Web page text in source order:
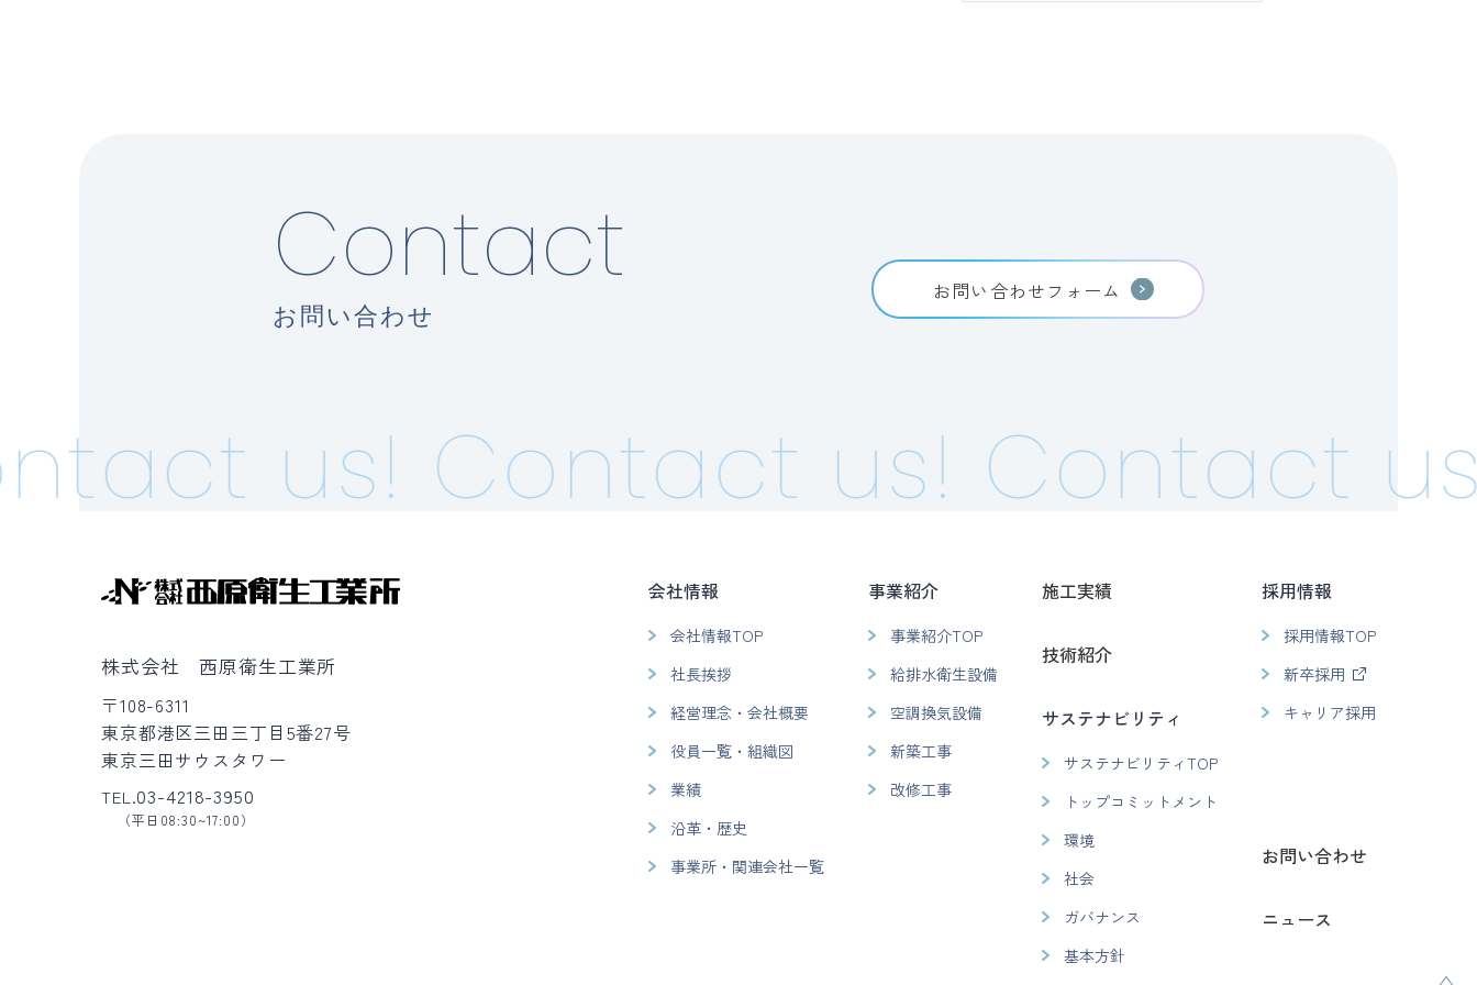
Contact
お問い合わせ
お問い合わせフォーム
us! Contact us! Contact us!
株式会社 西原衛生工業所
〒108-6311
東京都港区三田三丁目5番27号
東京三田サウスタワー
TEL.03-4218-3950
（平日08:30~17:00）
会社情報
会社情報TOP
社長挨拶
経営理念・会社概要
役員一覧・組織図
業績
沿革・歴史
事業所・関連会社一覧
事業紹介
事業紹介TOP
給排水衛生設備
空調換気設備
新築工事
改修工事
施工実績
技術紹介
サステナビリティ
サステナビリティTOP
トップコミットメント
環境
社会
ガバナンス
基本方針
採用情報
採用情報TOP
新卒採用
キャリア採用
お問い合わせ
ニュース